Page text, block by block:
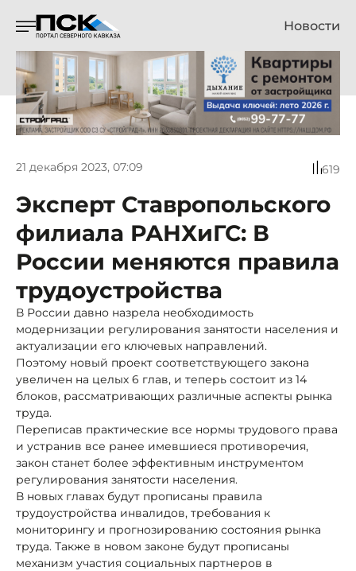
Новости
21 декабря 2023, 07:09 619
Эксперт Ставропольского
филиала РАНХиГС: В
России меняются правила
трудоустройства
В России давно назрела необходимость
модернизации регулирования занятости населения и
актуализации его ключевых направлений.
Поэтому новый проект соответствующего закона
увеличен на целых 6 глав, и теперь состоит из 14
блоков, рассматривающих различные аспекты рынка
труда.
Переписав практические все нормы трудового права
и устранив все ранее имевшиеся противоречия,
закон станет более эффективным инструментом
регулирования занятости населения.
В новых главах будут прописаны правила
трудоустройства инвалидов, требования к
мониторингу и прогнозированию состояния рынка
труда. Также в новом законе будут прописаны
механизм участия социальных партнеров в